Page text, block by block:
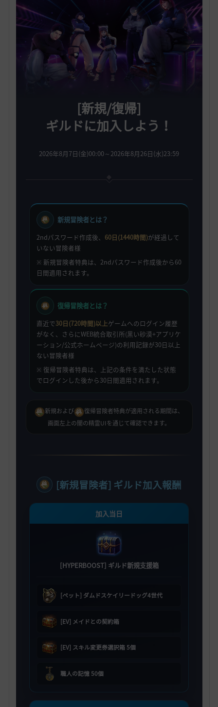
[新規/復帰]
ギルドに加入しよう！
2026年8月7日(金)00:00～2026年8月26日(水)23:59
新規冒険者とは？
2ndパスワード作成後、 60日(1440時間)が経過して
いない冒険者様
※ 新規冒険者特典は、2ndパスワード作成後から60
日間適用されます。
復帰冒険者とは？
直近で30日(720時間)以上ゲームへのログイン履歴
がなく、さらにWEB統合取引所(黒い砂漠+アプリケ
ーション/公式ホームページ)の利用記録が30日以上
ない冒険者様
※ 復帰冒険者特典は、上記の条件を満たした状態
でログインした後から30日間適用されます。
新規および
復帰冒険者特典が適用される期間は、
画面左上の闇の精霊UIを通じて確認できます。
[新規冒険者] ギルド加入報酬
加入当日
[HYPERBOOST] ギルド新規支援箱
[ペット] ダムドスケイリードッグ4世代
[EV] メイドとの契約箱
[EV] スキル変更券選択箱 5個
職人の記憶 50個